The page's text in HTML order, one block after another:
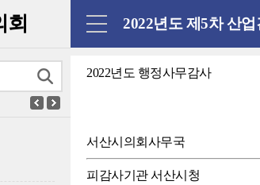
회
2022년도 행정사무감사
서산시의회사무국
피감사기관서산시청